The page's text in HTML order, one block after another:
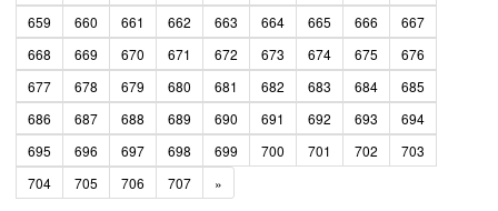
659
660 661 662 663 664 665 666
667
668
669 670 671 672 673 674 675
676
677
678 679 680 681 682 683 684
685
686
687 688 689 690 691 692 693
694
695
696 697 698 699 700 701 702
703
704
705 706 707 »